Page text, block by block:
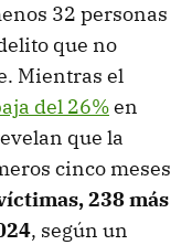
32 personas
que no
Mientras el
del 26%en
que la
cinco meses
238 más
, según un